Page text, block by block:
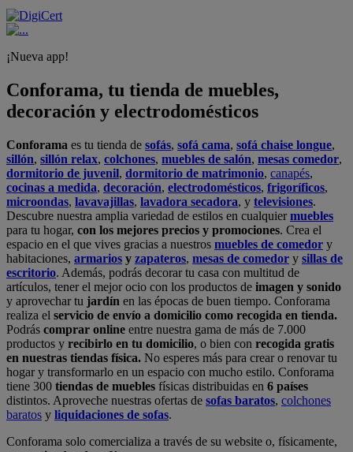
¡Nueva app!
Conforama, tu tienda de muebles,
decoración y electrodomésticos
Conforama es tu tienda de sofás, sofá cama, sofá chaise longue,
sillón, sillón relax, colchones, muebles de salón, mesas comedor,
dormitorio de juvenil, dormitorio de matrimonio, canapés,
cocinas a medida, decoración, electrodomésticos, frigoríficos,
microondas, lavavajillas, lavadora secadora, y televisiones.
Descubre nuestra amplia variedad de estilos en cualquiermuebles
para tu hogar, con los mejores precios y promociones. Crea el
espacio en el que vives gracias a nuestros muebles de comedor y
habitaciones, armarios y zapateros, mesas de comedor y sillas de
escritorio. Además, podrás decorar tu casa con multitud de
artículos, tener el mejor ocio con los productos de imagen y sonido
y aprovechar tu jardín en las épocas de buen tiempo. Conforama
realiza el servicio de envío a domicilio como recogida en tienda.
Podrás comprar online entre nuestra gama de más de 7.000
productos y recibirlo en tu domicilio, o bien con recogida gratis
en nuestras tiendas física. No esperes más para crear o renovar tu
hogar y transformarlo en un espacio con mucho estilo. Conforama
tiene 300 tiendas de muebles físicas distribuidas en 6 países
distintos. Aproveche nuestras ofertas de sofas baratos, colchones
baratos y liquidaciones de sofas.
Conforama solo comercializa a través de su website o, físicamente,